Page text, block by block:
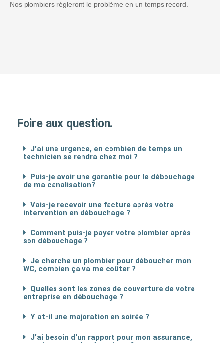
Nos plombiers régleront le problème en un temps record.
Foire aux question.
J'ai une urgence, en combien de temps un
technicien se rendra chez moi ?
Puis-je avoir une garantie pour le débouchage
de ma canalisation?
Vais-je recevoir une facture après votre
intervention en débouchage ?
Comment puis-je payer votre plombier après
son débouchage ?
Je cherche un plombier pour déboucher mon
WC, combien ça va me coûter ?
Quelles sont les zones de couverture de votre
entreprise en débouchage ?
Y at-il une majoration en soirée ?
J'ai besoin d'un rapport pour mon assurance,